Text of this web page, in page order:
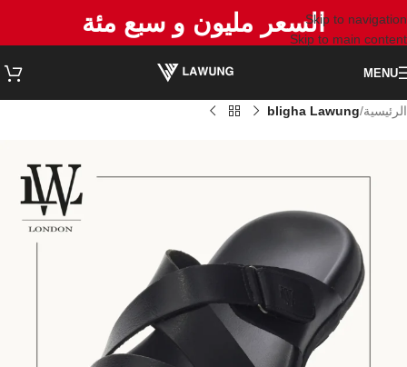
Skip to navigation
Skip to main content
السعر مليون و سبع مئة
MENU
الرئيسية bligha Lawung